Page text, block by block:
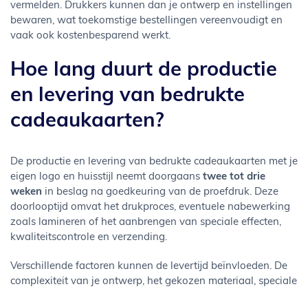
vermelden. Drukkers kunnen dan je ontwerp en instellingen
bewaren, wat toekomstige bestellingen vereenvoudigt en
vaak ook kostenbesparend werkt.
Hoe lang duurt de productie
en levering van bedrukte
cadeaukaarten?
De productie en levering van bedrukte cadeaukaarten met je
eigen logo en huisstijl neemt doorgaans twee tot drie
weken in beslag na goedkeuring van de proefdruk. Deze
doorlooptijd omvat het drukproces, eventuele nabewerking
zoals lamineren of het aanbrengen van speciale effecten,
kwaliteitscontrole en verzending.
Verschillende factoren kunnen de levertijd beïnvloeden. De
complexiteit van je ontwerp, het gekozen materiaal, speciale